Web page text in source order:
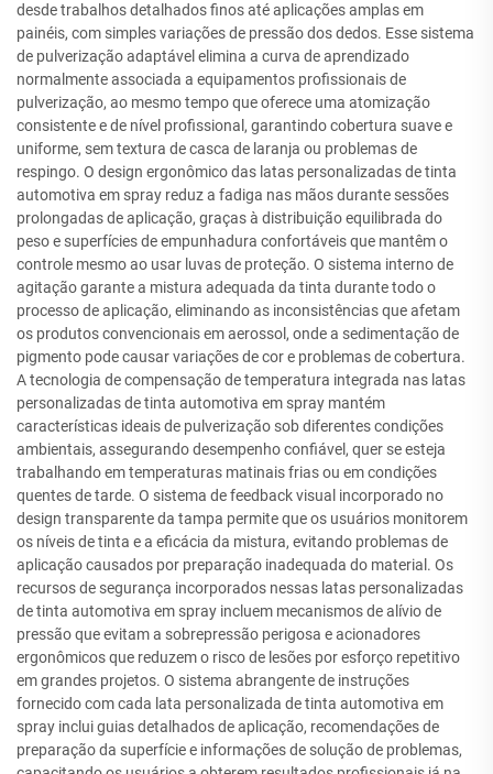
desde trabalhos detalhados finos até aplicações amplas em
painéis, com simples variações de pressão dos dedos. Esse sistema
de pulverização adaptável elimina a curva de aprendizado
normalmente associada a equipamentos profissionais de
pulverização, ao mesmo tempo que oferece uma atomização
consistente e de nível profissional, garantindo cobertura suave e
uniforme, sem textura de casca de laranja ou problemas de
respingo. O design ergonômico das latas personalizadas de tinta
automotiva em spray reduz a fadiga nas mãos durante sessões
prolongadas de aplicação, graças à distribuição equilibrada do
peso e superfícies de empunhadura confortáveis que mantêm o
controle mesmo ao usar luvas de proteção. O sistema interno de
agitação garante a mistura adequada da tinta durante todo o
processo de aplicação, eliminando as inconsistências que afetam
os produtos convencionais em aerossol, onde a sedimentação de
pigmento pode causar variações de cor e problemas de cobertura.
A tecnologia de compensação de temperatura integrada nas latas
personalizadas de tinta automotiva em spray mantém
características ideais de pulverização sob diferentes condições
ambientais, assegurando desempenho confiável, quer se esteja
trabalhando em temperaturas matinais frias ou em condições
quentes de tarde. O sistema de feedback visual incorporado no
design transparente da tampa permite que os usuários monitorem
os níveis de tinta e a eficácia da mistura, evitando problemas de
aplicação causados por preparação inadequada do material. Os
recursos de segurança incorporados nessas latas personalizadas
de tinta automotiva em spray incluem mecanismos de alívio de
pressão que evitam a sobrepressão perigosa e acionadores
ergonômicos que reduzem o risco de lesões por esforço repetitivo
em grandes projetos. O sistema abrangente de instruções
fornecido com cada lata personalizada de tinta automotiva em
spray inclui guias detalhados de aplicação, recomendações de
preparação da superfície e informações de solução de problemas,